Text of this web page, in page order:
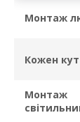
Монтаж
Кожен кут
Монтаж